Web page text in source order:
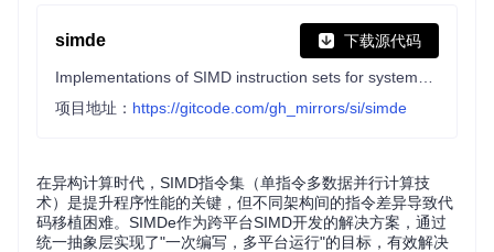
simde 下载源代码
项目地址： https://gitcode.com/gh_mirrors/si/simde
在异构计算时代，SIMD指令集（单指令多数据并行计算技
术）是提升程序性能的关键，但不同架构间的指令差异导致代
码移植困难。SIMDe作为跨平台SIMD开发的解决方案，通过
统一抽象层实现了"一次编写，多平台运行"的目标，有效解决